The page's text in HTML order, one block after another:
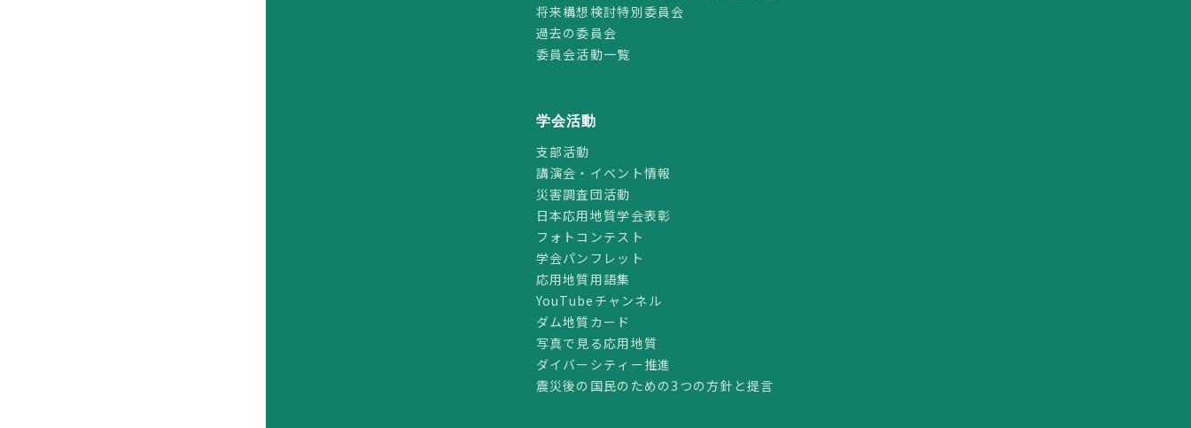
将来構想検討特別委員会
過去の委員会
委員会活動一覧
学会活動
支部活動
講演会・イベント情報
災害調査団活動
日本応用地質学会表彰
フォトコンテスト
学会パンフレット
応用地質用語集
YouTubeチャンネル
ダム地質カード
写真で見る応用地質
ダイバーシティー推進
震災後の国民のための3つの方針と提言